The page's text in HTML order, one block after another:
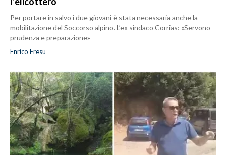
Per portare in salvo i due giovani è stata necessaria anche la
mobilitazione del Soccorso alpino. L’ex sindaco Corrias: «Servono
prudenza e preparazione»
Enrico Fresu